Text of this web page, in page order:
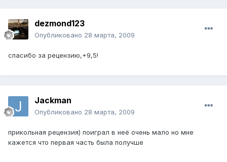
dezmond123
Опубликовано 28 марта, 2009
спасибо за рецензию,+9,5!
Jackman
Опубликовано 28 марта, 2009
прикольная рецензия) поиграл в неё очень мало но мне
кажется что первая часть была получше